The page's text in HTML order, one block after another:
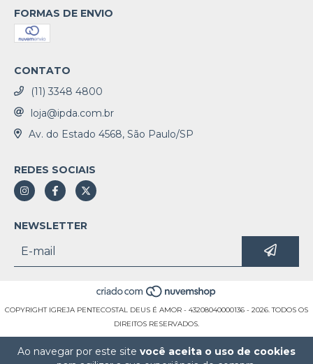
Ao navegar por este site você aceita o uso de cookies
FORMAS DE ENVIO
CONTATO
(11) 3348 4800
loja@ipda.com.br
Av. do Estado 4568, São Paulo/SP
REDES SOCIAIS
NEWSLETTER
COPYRIGHT IGREJA PENTECOSTAL DEUS É AMOR - 43208040000136 - 2026. TODOS OS
DIREITOS RESERVADOS.